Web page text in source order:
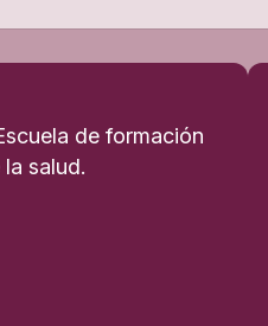
de formación
salud.